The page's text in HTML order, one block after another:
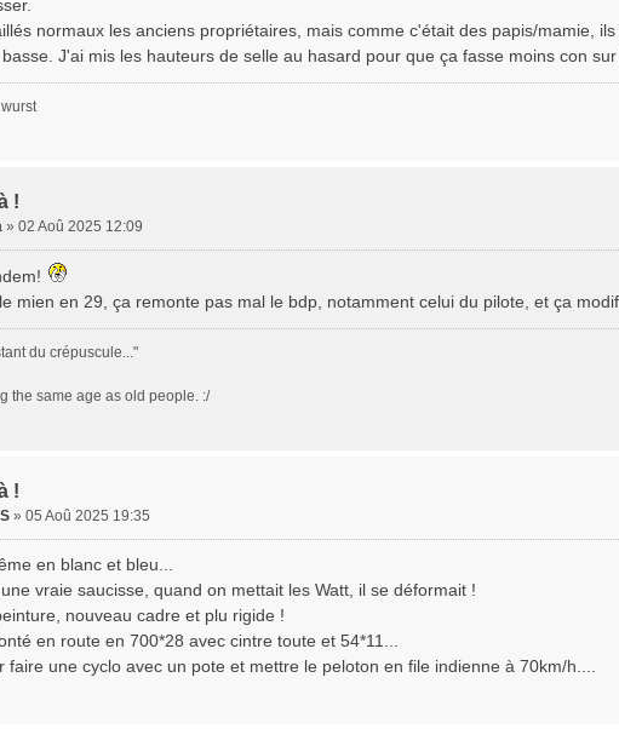
normaux les anciens propriétaires, mais comme c'était des papis/mamie,
J'ai mis les hauteurs de selle au hasard pour que ça fasse moins con
!
» 02 Aoû 2025 12:09
mien en 29, ça remonte pas mal le bdp, notamment celui du pilote, et ça
du crépuscule..."
the same age as old people. :/
!
» 05 Aoû 2025 19:35
en blanc et bleu...
vraie saucisse, quand on mettait les Watt, il se déformait !
nouveau cadre et plu rigide !
en route en 700*28 avec cintre toute et 54*11...
faire une cyclo avec un pote et mettre le peloton en file indienne à 70km/h....